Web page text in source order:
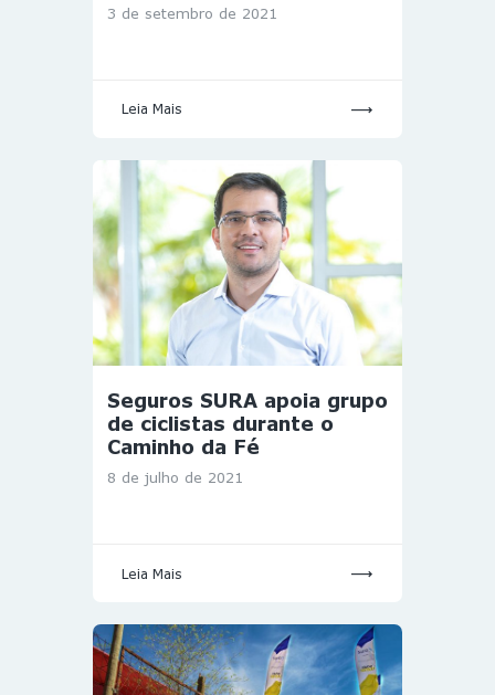
3 de setembro de 2021
Leia Mais
Seguros SURA apoia grupo
de ciclistas durante o
Caminho da Fé
8 de julho de 2021
Leia Mais